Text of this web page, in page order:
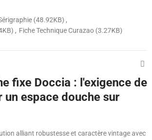
(48.92KB)
Fiche Technique Curazao (3.27KB)
fixe Doccia : l'exigence de
un espace douche sur
alliant robustesse et caractère vintage avec